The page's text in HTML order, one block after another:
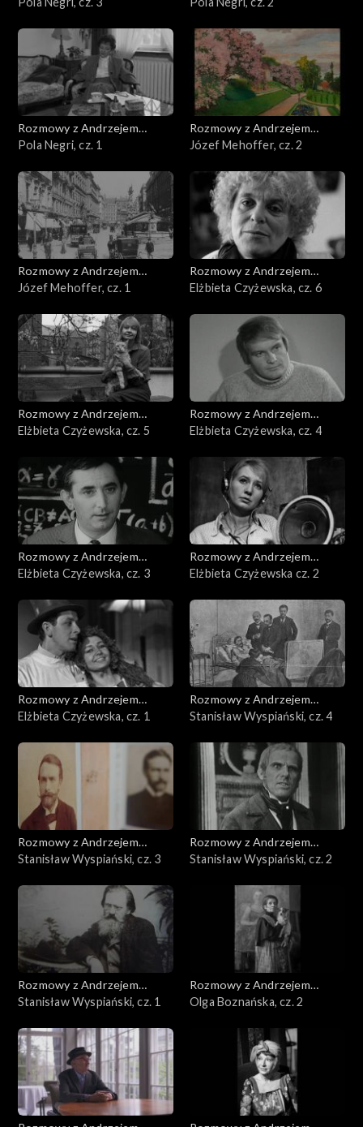
Rozmowy z Andrzejem
Doboszem
Pola Negri, cz. 1
Rozmowy z Andrzejem
Doboszem
Józef Mehoffer, cz. 2
Rozmowy z Andrzejem
Doboszem
Józef Mehoffer, cz. 1
Rozmowy z Andrzejem
Doboszem
Elżbieta Czyżewska, cz. 6
Rozmowy z Andrzejem
Doboszem
Elżbieta Czyżewska, cz. 5
Rozmowy z Andrzejem
Doboszem
Elżbieta Czyżewska, cz. 4
Rozmowy z Andrzejem
Doboszem
Elżbieta Czyżewska, cz. 3
Rozmowy z Andrzejem
Doboszem
Elżbieta Czyżewska cz. 2
Rozmowy z Andrzejem
Doboszem
Elżbieta Czyżewska, cz. 1
Rozmowy z Andrzejem
Doboszem
Stanisław Wyspiański, cz. 4
Rozmowy z Andrzejem
Doboszem
Stanisław Wyspiański, cz. 3
Rozmowy z Andrzejem
Doboszem
Stanisław Wyspiański, cz. 2
Rozmowy z Andrzejem
Doboszem
Stanisław Wyspiański, cz. 1
Rozmowy z Andrzejem
Doboszem
Olga Boznańska, cz. 2